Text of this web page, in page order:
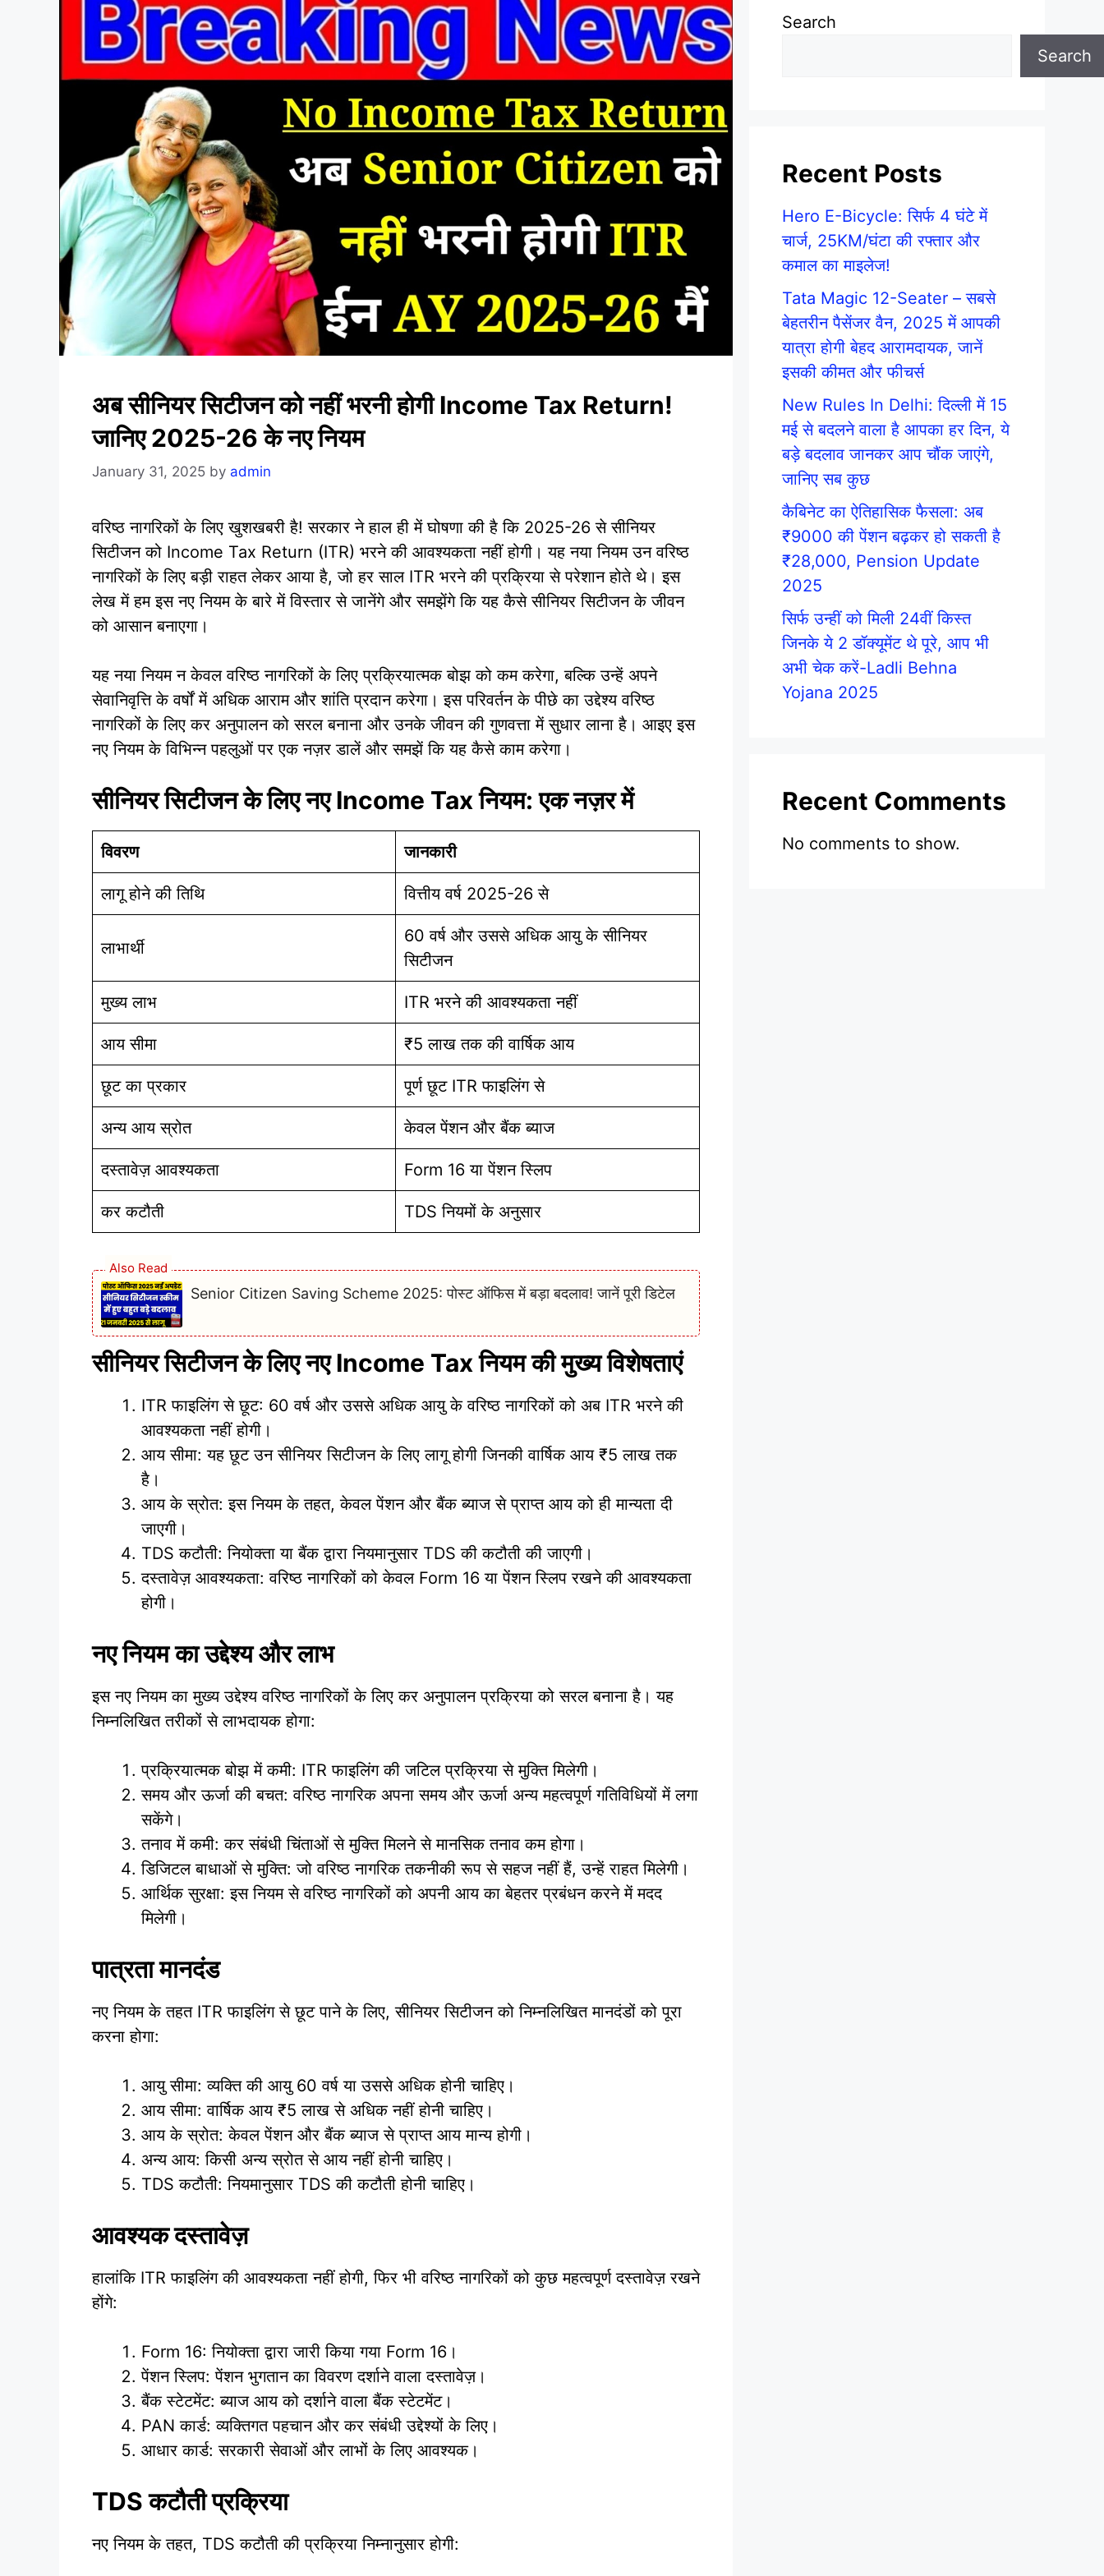
अब सीनियर सिटीजन को नहीं भरनी होगी Income Tax Return!
जानिए 2025-26 के नए नियम
January 31, 2025 by admin
वरिष्ठ नागरिकों के लिए खुशखबरी है! सरकार ने हाल ही में घोषणा की है कि 2025-26 से सीनियर
सिटीजन को Income Tax Return (ITR) भरने की आवश्यकता नहीं होगी। यह नया नियम उन वरिष्ठ
नागरिकों के लिए बड़ी राहत लेकर आया है, जो हर साल ITR भरने की प्रक्रिया से परेशान होते थे। इस
लेख में हम इस नए नियम के बारे में विस्तार से जानेंगे और समझेंगे कि यह कैसे सीनियर सिटीजन के जीवन
को आसान बनाएगा।
यह नया नियम न केवल वरिष्ठ नागरिकों के लिए प्रक्रियात्मक बोझ को कम करेगा, बल्कि उन्हें अपने
सेवानिवृत्ति के वर्षों में अधिक आराम और शांति प्रदान करेगा। इस परिवर्तन के पीछे का उद्देश्य वरिष्ठ
नागरिकों के लिए कर अनुपालन को सरल बनाना और उनके जीवन की गुणवत्ता में सुधार लाना है। आइए इस
नए नियम के विभिन्न पहलुओं पर एक नज़र डालें और समझें कि यह कैसे काम करेगा।
सीनियर सिटीजन के लिए नए Income Tax नियम: एक नज़र में
विवरण जानकारी
लागू होने की तिथि वित्तीय वर्ष 2025-26 से
लाभार्थी
60 वर्ष और उससे अधिक आयु के सीनियर
सिटीजन
मुख्य लाभ ITR भरने की आवश्यकता नहीं
आय सीमा ₹5 लाख तक की वार्षिक आय
छूट का प्रकार पूर्ण छूट ITR फाइलिंग से
अन्य आय स्रोत केवल पेंशन और बैंक ब्याज
दस्तावेज़ आवश्यकता Form 16 या पेंशन स्लिप
कर कटौती TDS नियमों के अनुसार
Also Read
Senior Citizen Saving Scheme 2025: पोस्ट ऑफिस में बड़ा बदलाव! जानें पूरी डिटेल
सीनियर सिटीजन के लिए नए Income Tax नियम की मुख्य विशेषताएं
ITR फाइलिंग से छूट: 60 वर्ष और उससे अधिक आयु के वरिष्ठ नागरिकों को अब ITR भरने की
आवश्यकता नहीं होगी।
आय सीमा: यह छूट उन सीनियर सिटीजन के लिए लागू होगी जिनकी वार्षिक आय ₹5 लाख तक
है।
आय के स्रोत: इस नियम के तहत, केवल पेंशन और बैंक ब्याज से प्राप्त आय को ही मान्यता दी
जाएगी।
TDS कटौती: नियोक्ता या बैंक द्वारा नियमानुसार TDS की कटौती की जाएगी।
दस्तावेज़ आवश्यकता: वरिष्ठ नागरिकों को केवल Form 16 या पेंशन स्लिप रखने की आवश्यकता
होगी।
नए नियम का उद्देश्य और लाभ
इस नए नियम का मुख्य उद्देश्य वरिष्ठ नागरिकों के लिए कर अनुपालन प्रक्रिया को सरल बनाना है। यह
निम्नलिखित तरीकों से लाभदायक होगा:
प्रक्रियात्मक बोझ में कमी: ITR फाइलिंग की जटिल प्रक्रिया से मुक्ति मिलेगी।
समय और ऊर्जा की बचत: वरिष्ठ नागरिक अपना समय और ऊर्जा अन्य महत्वपूर्ण गतिविधियों में लगा
सकेंगे।
तनाव में कमी: कर संबंधी चिंताओं से मुक्ति मिलने से मानसिक तनाव कम होगा।
डिजिटल बाधाओं से मुक्ति: जो वरिष्ठ नागरिक तकनीकी रूप से सहज नहीं हैं, उन्हें राहत मिलेगी।
आर्थिक सुरक्षा: इस नियम से वरिष्ठ नागरिकों को अपनी आय का बेहतर प्रबंधन करने में मदद
मिलेगी।
पात्रता मानदंड
नए नियम के तहत ITR फाइलिंग से छूट पाने के लिए, सीनियर सिटीजन को निम्नलिखित मानदंडों को पूरा
करना होगा:
आयु सीमा: व्यक्ति की आयु 60 वर्ष या उससे अधिक होनी चाहिए।
आय सीमा: वार्षिक आय ₹5 लाख से अधिक नहीं होनी चाहिए।
आय के स्रोत: केवल पेंशन और बैंक ब्याज से प्राप्त आय मान्य होगी।
अन्य आय: किसी अन्य स्रोत से आय नहीं होनी चाहिए।
TDS कटौती: नियमानुसार TDS की कटौती होनी चाहिए।
आवश्यक दस्तावेज़
हालांकि ITR फाइलिंग की आवश्यकता नहीं होगी, फिर भी वरिष्ठ नागरिकों को कुछ महत्वपूर्ण दस्तावेज़ रखने
होंगे:
Form 16: नियोक्ता द्वारा जारी किया गया Form 16।
पेंशन स्लिप: पेंशन भुगतान का विवरण दर्शाने वाला दस्तावेज़।
बैंक स्टेटमेंट: ब्याज आय को दर्शाने वाला बैंक स्टेटमेंट।
PAN कार्ड: व्यक्तिगत पहचान और कर संबंधी उद्देश्यों के लिए।
आधार कार्ड: सरकारी सेवाओं और लाभों के लिए आवश्यक।
TDS कटौती प्रक्रिया
नए नियम के तहत, TDS कटौती की प्रक्रिया निम्नानुसार होगी:
Search
Search
Recent Posts
Hero E-Bicycle: सिर्फ 4 घंटे में
चार्ज, 25KM/घंटा की रफ्तार और
कमाल का माइलेज!
Tata Magic 12-Seater – सबसे
बेहतरीन पैसेंजर वैन, 2025 में आपकी
यात्रा होगी बेहद आरामदायक, जानें
इसकी कीमत और फीचर्स
New Rules In Delhi: दिल्ली में 15
मई से बदलने वाला है आपका हर दिन, ये
बड़े बदलाव जानकर आप चौंक जाएंगे,
जानिए सब कुछ
कैबिनेट का ऐतिहासिक फैसला: अब
₹9000 की पेंशन बढ़कर हो सकती है
₹28,000, Pension Update
2025
सिर्फ उन्हीं को मिली 24वीं किस्त
जिनके ये 2 डॉक्यूमेंट थे पूरे, आप भी
अभी चेक करें-Ladli Behna
Yojana 2025
Recent Comments
No comments to show.